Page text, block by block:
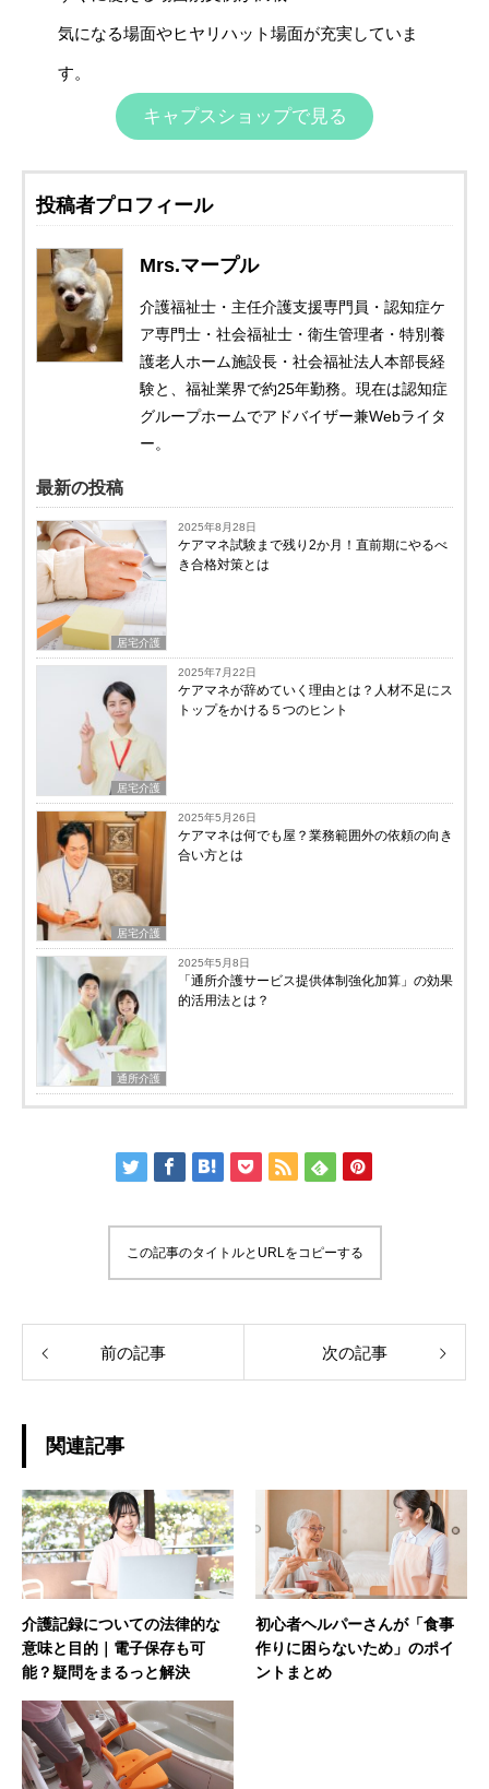
気になる場面やヒヤリハット場面が充実していま
す。
キャプスショップで見る
投稿者プロフィール
Mrs.マープル
介護福祉士・主任介護支援専門員・認知症ケ
ア専門士・社会福祉士・衛生管理者・特別養
護老人ホーム施設長・社会福祉法人本部長経
験と、福祉業界で約25年勤務。現在は認知症
グループホームでアドバイザー兼Webライタ
ー。
最新の投稿
居宅介護
2025年8月28日
ケアマネ試験まで残り2か月！直前期にやるべ
き合格対策とは
居宅介護
2025年7月22日
ケアマネが辞めていく理由とは？人材不足にス
トップをかける５つのヒント
居宅介護
2025年5月26日
ケアマネは何でも屋？業務範囲外の依頼の向き
合い方とは
通所介護
2025年5月8日
「通所介護サービス提供体制強化加算」の効果
的活用法とは？
この記事のタイトルとURLをコピーする
前の記事 次の記事
関連記事
介護記録についての法律的な
意味と目的｜電子保存も可
能？疑問をまるっと解決
初心者ヘルパーさんが「食事
作りに困らないため」のポイ
ントまとめ